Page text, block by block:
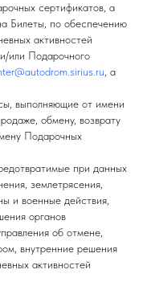
сертификатов, а
Билеты, по обеспечению
активностей
или Подарочного
, а
выполняющие от имени
обмену, возврату
Подарочных
при данных
землетрясения,
и военные действия,
органов
об отмене,
внутренние решения
активностей